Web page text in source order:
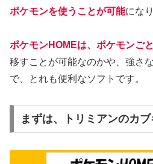
ポケモンを使うことが可能にな
ポケモンHOMEは、ポケモンごと
移すことが可能なのかや、強さ
で、とれも便利なソフトです。
まずは、トリミアンのカ